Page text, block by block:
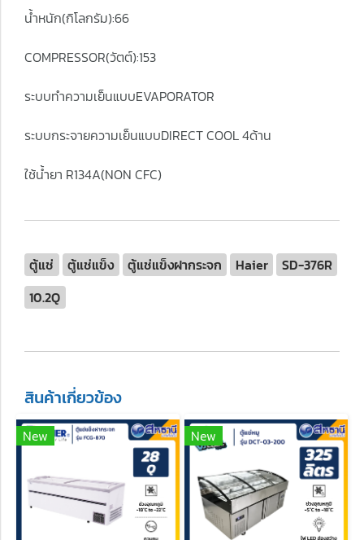
น้ำหนัก(กิโลกรัม):66
COMPRESSOR(วัตต์):153
ระบบทำความเย็นแบบEVAPORATOR
ระบบกระจายความเย็นแบบDIRECT COOL 4ด้าน
ใช้น้ำยา R134A(NON CFC)
ตู้แช่ ตู้แช่แข็ง ตู้แช่แข็งฝากระจก Haier
SD-376R
10.2Q
สินค้าเกี่ยวข้อง
New New